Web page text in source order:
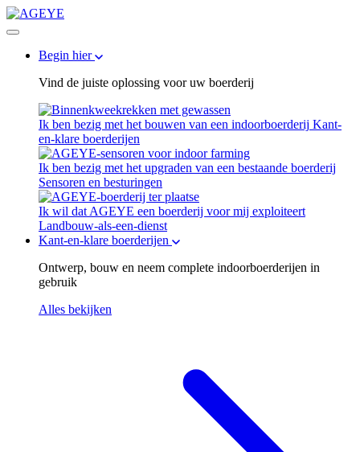
Begin hier
Vind de juiste oplossing voor uw boerderij
Ik ben bezig met het bouwen van een indoorboerderij Kant-
en-klare boerderijen
Ik ben bezig met het upgraden van een bestaande boerderij
Sensoren en besturingen
Ik wil dat AGEYE een boerderij voor mij exploiteert
Landbouw-als-een-dienst
Kant-en-klare boerderijen
Ontwerp, bouw en neem complete indoorboerderijen in
gebruik
Alles bekijken